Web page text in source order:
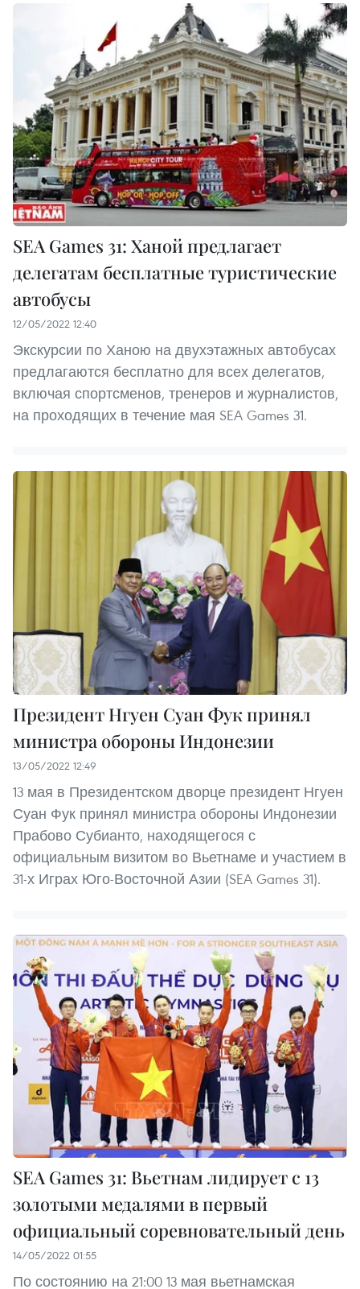
SEA Games 31: Ханой предлагает
делегатам бесплатные туристические
автобусы
12/05/2022 12:40
Экскурсии по Ханою на двухэтажных автобусах
предлагаются бесплатно для всех делегатов,
включая спортсменов, тренеров и журналистов,
на проходящих в течение мая SEA Games 31.
Президент Нгуен Суан Фук принял
министра обороны Индонезии
13/05/2022 12:49
13 мая в Президентском дворце президент Нгуен
Суан Фук принял министра обороны Индонезии
Прабово Субианто, находящегося с
официальным визитом во Вьетнаме и участием в
31-х Играх Юго-Восточной Азии (SEA Games 31).
SEA Games 31: Вьетнам лидирует с 13
золотыми медалями в первый
официальный соревновательный день
14/05/2022 01:55
По состоянию на 21:00 13 мая вьетнамская